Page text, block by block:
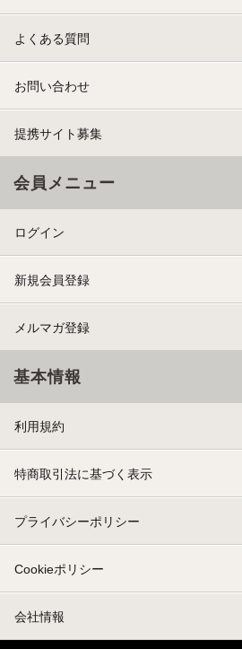
よくある質問
お問い合わせ
提携サイト募集
会員メニュー
ログイン
新規会員登録
メルマガ登録
基本情報
利用規約
特商取引法に基づく表示
プライバシーポリシー
Cookieポリシー
会社情報